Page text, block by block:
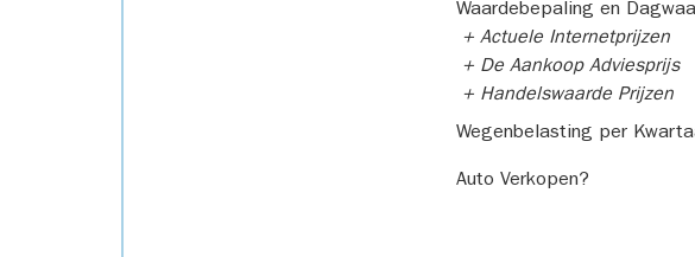
Waardebepaling en
+ Actuele Internetprijzen
+ De Aankoop Adviesprijs
+ Handelswaarde Prijzen
Wegenbelasting per
Auto Verkopen?